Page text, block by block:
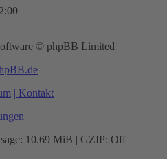
© phpBB Limited
| Kontakt
10.69 MiB | GZIP: Off